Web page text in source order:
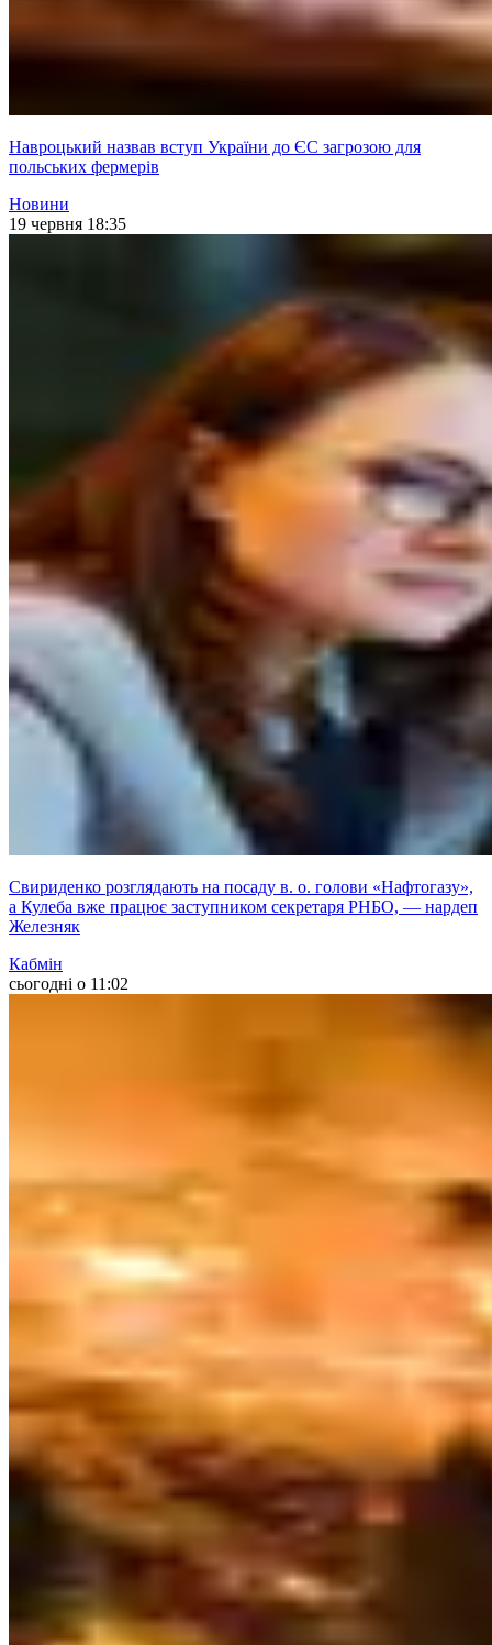
Навроцький назвав вступ України до ЄС загрозою для
польських фермерів
Новини
19 червня 18:35
Свириденко розглядають на посаду в. о. голови «Нафтогазу»,
а Кулеба вже працює заступником секретаря РНБО, — нардеп
Железняк
Кабмін
сьогодні о 11:02